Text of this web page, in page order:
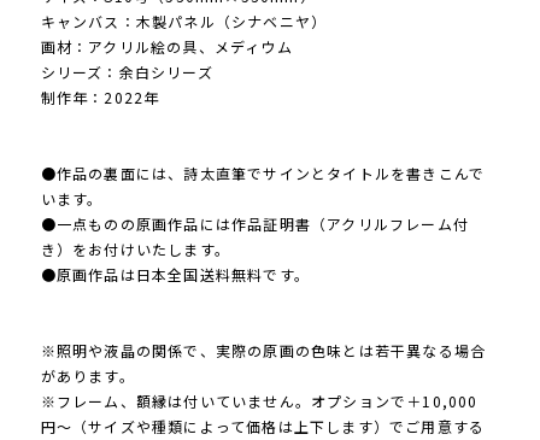
キャンバス：木製パネル（シナベニヤ）
画材：アクリル絵の具、メディウム
シリーズ：余白シリーズ
制作年：2022年
●作品の裏面には、詩太直筆でサインとタイトルを書きこんで
います。
●一点ものの原画作品には作品証明書（アクリルフレーム付
き）をお付けいたします。
●原画作品は日本全国送料無料です。
※照明や液晶の関係で、実際の原画の色味とは若干異なる場合
があります。
※フレーム、額縁は付いていません。オプションで＋10,000
円〜（サイズや種類によって価格は上下します）でご用意する